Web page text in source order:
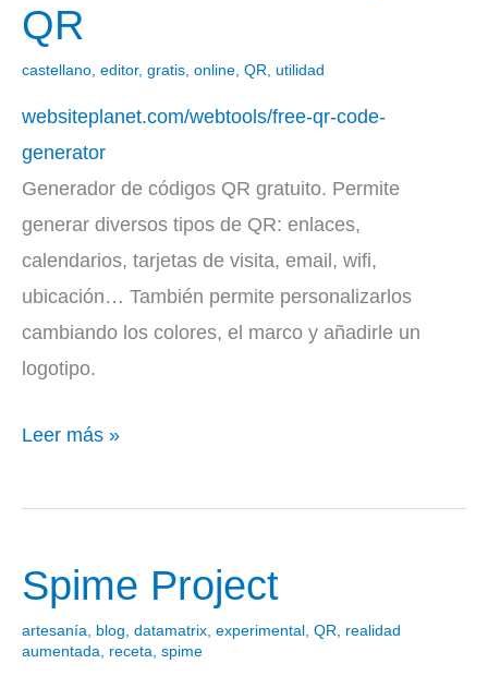
QR
castellano editor, gratis online QR utilidad
websiteplanet.com/webtools/free-qr-code-
generator
Generador de códigos QR gratuito. Permite
generar diversos tipos de QR: enlaces,
calendarios, tarjetas de visita, email, wifi,
ubicación… También permite personalizarlos
cambiando los colores, el marco y añadirle un
logotipo.
códigos
QR
Leer más »
Spime Project
artesanía blog datamatrix experimental QR
realidad
aumentada
receta spime
Spime
Project